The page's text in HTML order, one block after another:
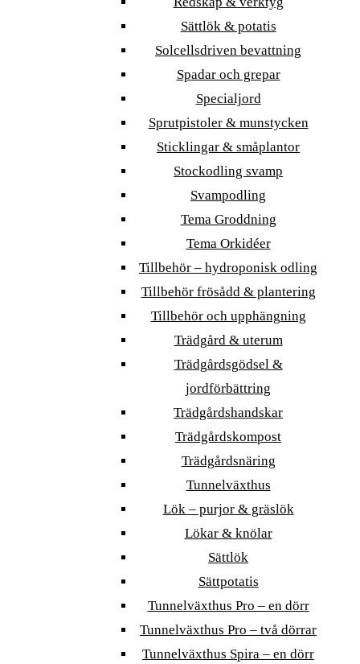
Sättlök & potatis
Solcellsdriven bevattning
Spadar och grepar
Specialjord
Sprutpistoler & munstycken
Sticklingar & småplantor
Stockodling svamp
Svampodling
Tema Groddning
Tema Orkidéer
Tillbehör – hydroponisk odling
Tillbehör frösådd & plantering
Tillbehör och upphängning
Trädgård & uterum
Trädgårdsgödsel &
jordförbättring
Trädgårdshandskar
Trädgårdskompost
Trädgårdsnäring
Tunnelväxthus
Lök – purjor & gräslök
Lökar & knölar
Sättlök
Sättpotatis
Tunnelväxthus Pro – en dörr
Tunnelväxthus Pro – två dörrar
Tunnelväxthus Spira – en dörr